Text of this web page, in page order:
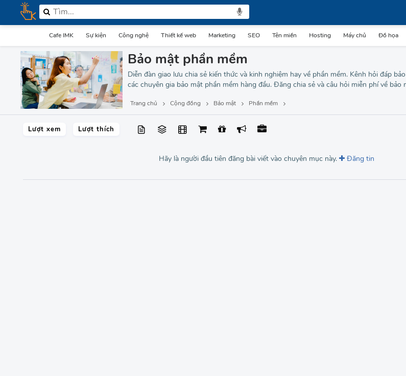
Cafe IMK Sự kiện Công nghệ Thiết kế web Marketing SEO Tên miền Hosting Máy chủ Đồ họa
Bảo mật phần mềm
Diễn đàn giao lưu chia sẻ kiến thức và kinh nghiệm hay về phần mềm. Kênh hỏi đáp
các chuyên gia bảo mật phần mềm hàng đầu. Đăng chia sẻ và câu hỏi miễn phí về bảo
Trang chủ Cộng đồng Bảo mật Phần mềm
Lượt xem Lượt thích
Hãy là người đầu tiên đăng bài viết vào chuyên mục này. Đăng tin